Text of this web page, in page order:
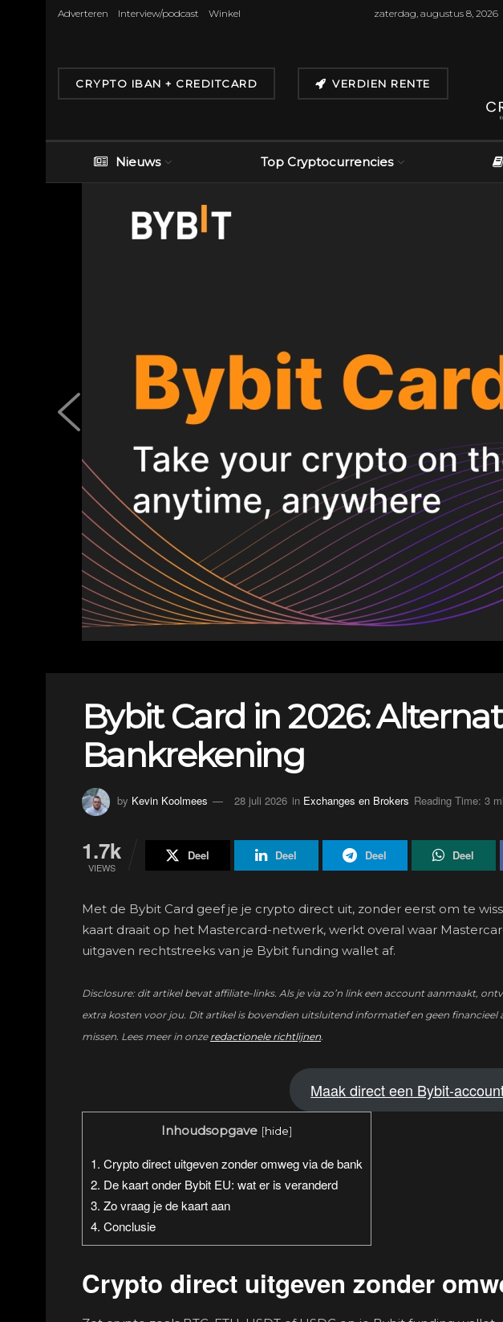
Adverteren Interview/podcast Winkel zaterdag, augustus 8, 2026
CRYPTO IBAN + CREDITCARD VERDIEN RENTE
Nieuws Top Cryptocurrencies
Bybit Card in 2026:
Bankrekening
by Kevin Koolmees 28 juli 2026 in Exchanges en Brokers Reading Time: 3
1.7k
VIEWS
Deel Deel Deel Deel
Met de Bybit Card geef je je crypto direct uit, zonder eerst om te
kaart draait op het Mastercard-netwerk, werkt overal waar
uitgaven rechtstreeks van je Bybit funding wallet af.
Disclosure: dit artikel bevat affiliate-links. Als je via zo’n link een account aanmaakt,
extra kosten voor jou. Dit artikel is bovendien uitsluitend informatief en geen financieel
missen. Lees meer in onze redactionele richtlijnen.
Maak direct een Bybit-
Inhoudsopgave [hide]
1. Crypto direct uitgeven zonder omweg via de bank
2. De kaart onder Bybit EU: wat er is veranderd
3. Zo vraag je de kaart aan
4. Conclusie
Crypto direct uitgeven zonder